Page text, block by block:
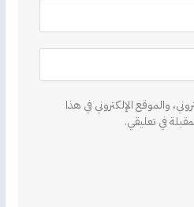
والموقع الإلكتروني في هذا
في تعليقي.